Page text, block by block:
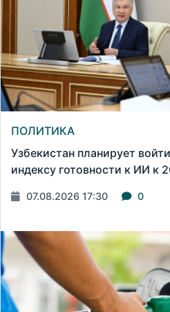
ПОЛИТИКА
Узбекистан планирует
индексу готовности к ИИ к
07.08.2026 17:30 0